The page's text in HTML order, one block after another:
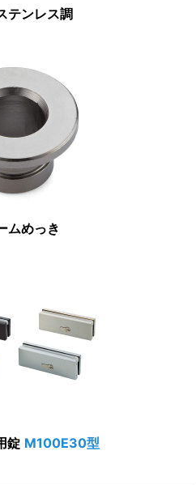
テンレス調
ムめっき
錠 M100E30型